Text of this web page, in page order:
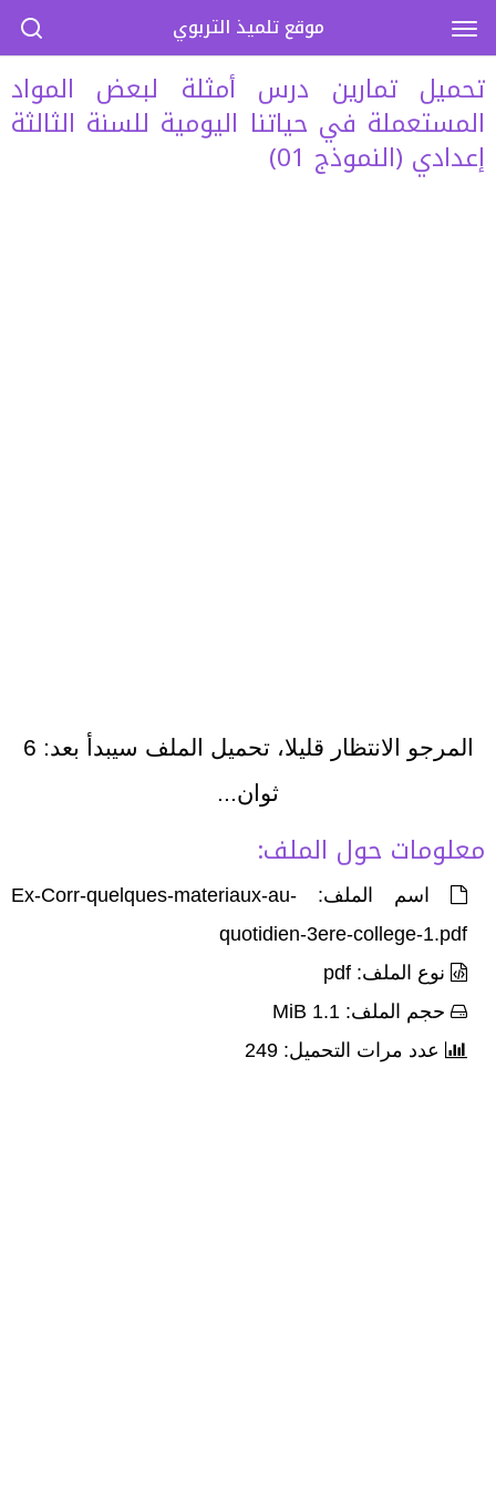
تحميل تمارين درس أمثلة لبعض المواد
المستعملة في حياتنا اليومية للسنة الثالثة
إعدادي (النموذج 01)
المرجو الانتظار قليلا، تحميل الملف سيبدأ بعد: 6
ثوان...
معلومات حول الملف:
اسم الملف: Ex-Corr-quelques-materiaux-au-
quotidien-3ere-college-1.pdf
نوع الملف: pdf
حجم الملف: 1.1 MiB
عدد مرات التحميل: 249
موقع تلميذ التربوي